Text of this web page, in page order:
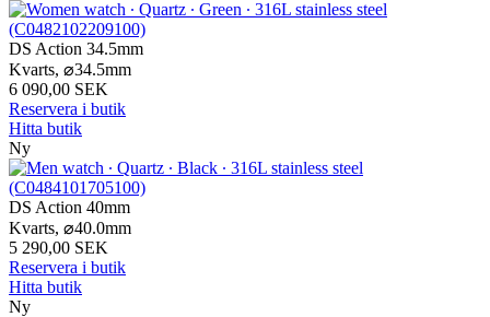
DS Action 34.5mm
Kvarts, ⌀34.5mm
6 090,00 SEK
Reservera i butik
Hitta butik
Ny
DS Action 40mm
Kvarts, ⌀40.0mm
5 290,00 SEK
Reservera i butik
Hitta butik
Ny